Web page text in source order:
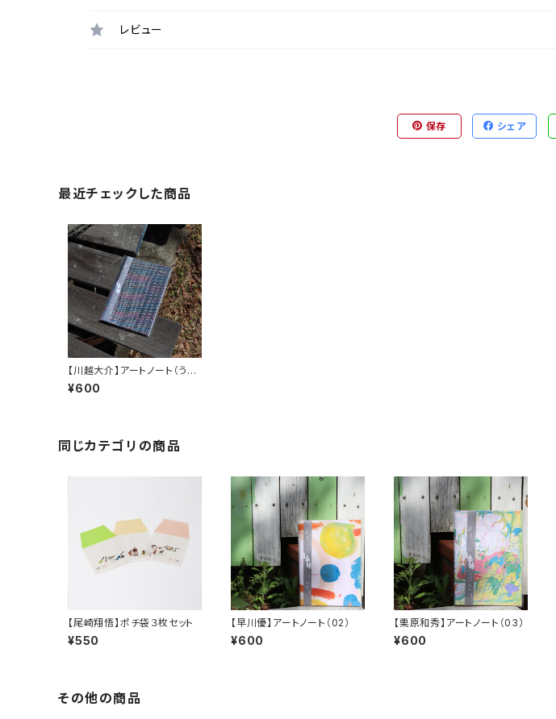
レビュー
保存 シェア
最近チェックした商品
【川越大介】アートノート（うさ
さんB）
¥600
同じカテゴリの商品
【尾崎翔悟】ポチ袋３枚セット
¥550
【早川優】アートノート（02）
¥600
【栗原和秀】アートノート（03）
¥600
その他の商品